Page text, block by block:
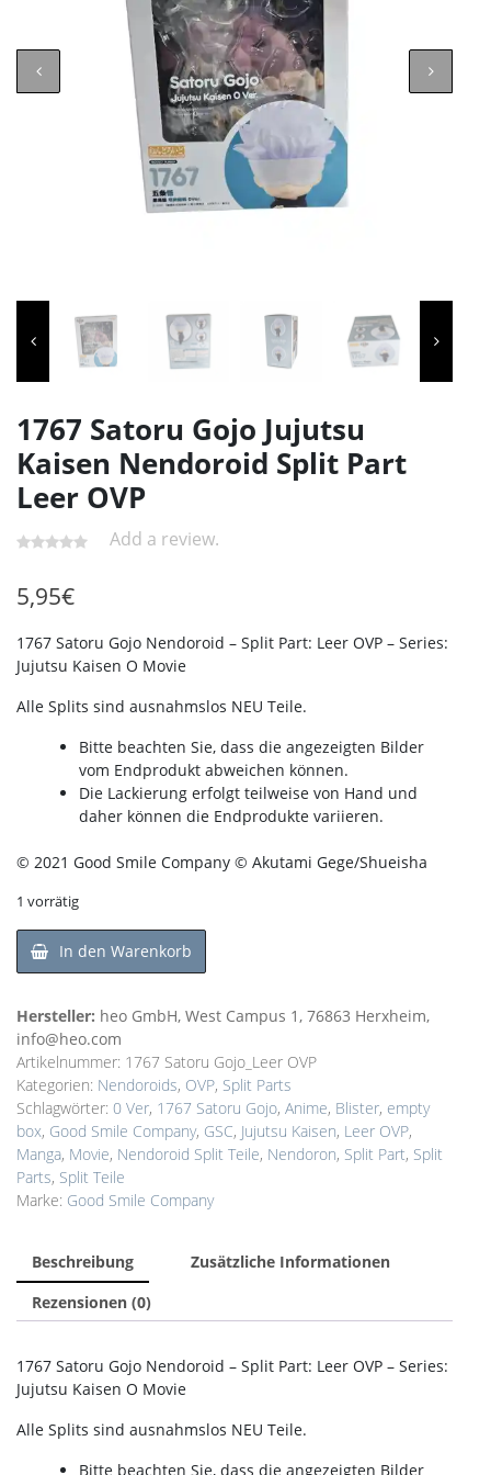
1767 Satoru Gojo Jujutsu
Kaisen Nendoroid Split Part
Leer OVP
Add a review.
5,95€
1767 Satoru Gojo Nendoroid – Split Part: Leer OVP – Series:
Jujutsu Kaisen O Movie
Alle Splits sind ausnahmslos NEU Teile.
Bitte beachten Sie, dass die angezeigten Bilder
vom Endprodukt abweichen können.
Die Lackierung erfolgt teilweise von Hand und
daher können die Endprodukte variieren.
© 2021 Good Smile Company © Akutami Gege/Shueisha
1 vorrätig
In den Warenkorb
Hersteller: heo GmbH, West Campus 1, 76863 Herxheim,
info@heo.com
Artikelnummer: 1767 Satoru Gojo_Leer OVP
Kategorien: Nendoroids, OVP, Split Parts
Schlagwörter: 0 Ver, 1767 Satoru Gojo, Anime, Blister, empty
box, Good Smile Company, GSC, Jujutsu Kaisen, Leer OVP,
Manga, Movie, Nendoroid Split Teile, Nendoron, Split Part, Split
Parts, Split Teile
Marke: Good Smile Company
Beschreibung
Zusätzliche Informationen
Rezensionen (0)
1767 Satoru Gojo Nendoroid – Split Part: Leer OVP – Series:
Jujutsu Kaisen O Movie
Alle Splits sind ausnahmslos NEU Teile.
Bitte beachten Sie, dass die angezeigten Bilder